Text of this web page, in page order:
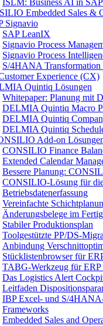
ISLM: Business AI in
Embedded Sales &
Signavio
SAP LeanIX
Signavio Process
Signavio Process
S/4HANA
Experience (CX)
Quintiq Lösungen
Whitepaper: Planung mit
DELMIA Quintiq Macro
DELMIA Quintiq
DELMIA Quintiq
Add-on
CONSILIO Finance
Extended Calendar
Bessere Planung:
CONSILIO-Lösung für
Betriebsdatenerfassung
Vereinfachte
Änderungsbelege im
Stabiler Produktionsplan
Toolgestützte PP/DS-
Anbindung
Stücklistenbrowser für
TABG-Werkzeug für
Das Logistics Alert
Leitfaden
IBP Excel- und S/
Frameworks
Embedded Sales and